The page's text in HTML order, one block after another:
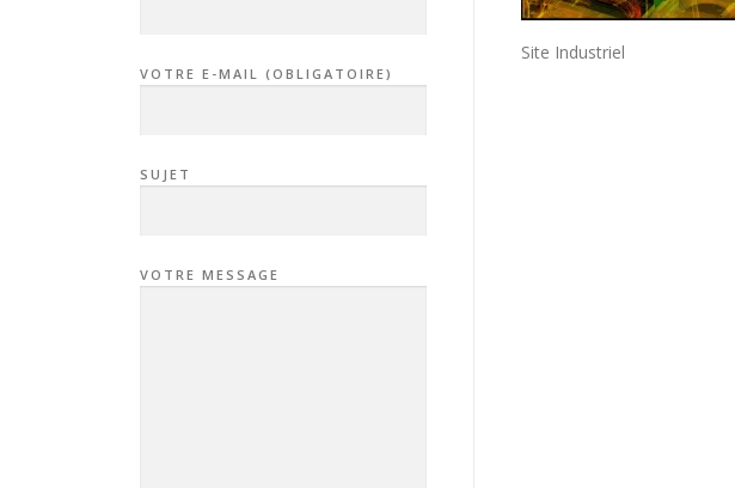
Site Industriel
VOTRE E-MAIL (OBLIGATOIRE)
SUJET
VOTRE MESSAGE